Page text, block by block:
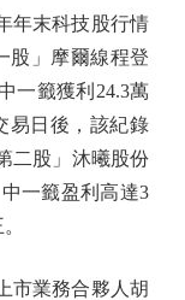
末科技股行情
股」摩爾線程登
一籤獲利24.3萬
易日後，該紀錄
二股」沐曦股份
一籤盈利高達3
業務合夥人胡